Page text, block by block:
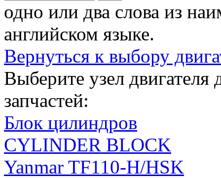
одно или два слова из
английском языке.
Вернуться к выбору
Выберите узел
запчастей:
Блок цилиндров
CYLINDER BLOCK
Yanmar TF110-H/HSK